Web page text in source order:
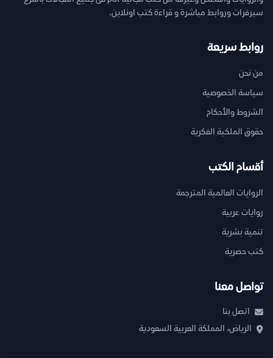
سيرفرات وروابط مباشرة و قراءة كتب اونلاين.
روابط سريعة
من نحن
سياسة الخصوصية
الشروط والأحكام
حقوق الملكية الفكرية
أقسام الكتب
الروايات العالمية المترجمة
روايات عربية
تنمية بشرية
كتب حصرية
تواصل معنا
اتصل بنا
الرياض، المملكة العربية السعودية